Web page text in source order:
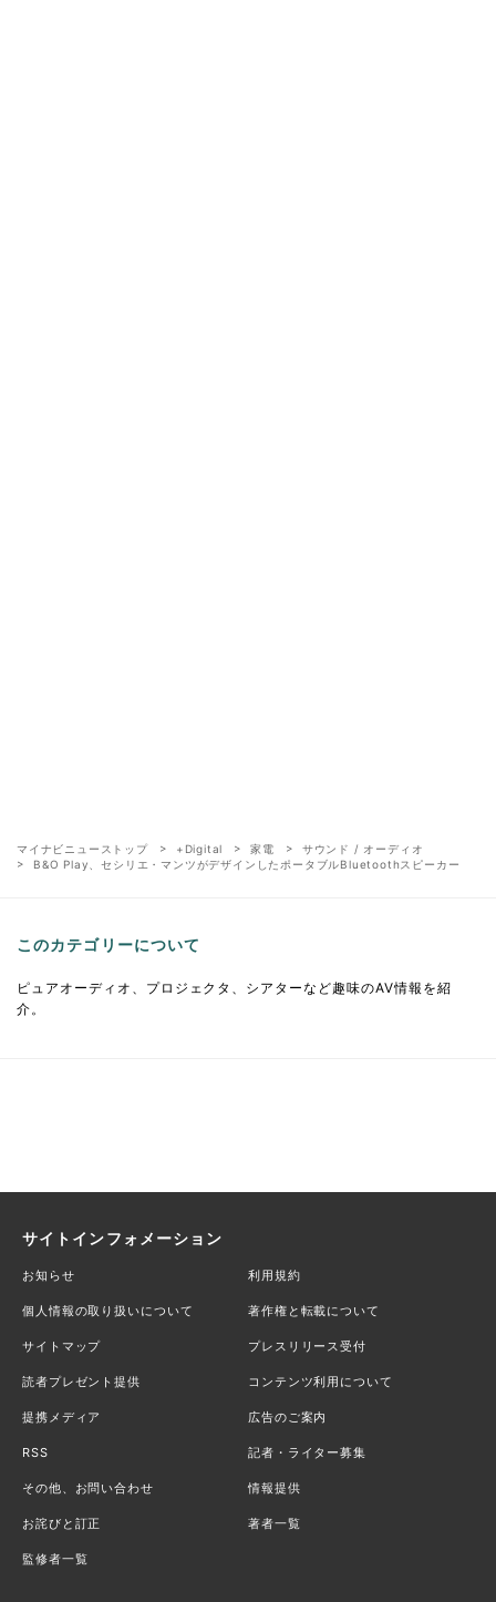
マイナビニューストップ +Digital 家電
サウンド / オーディオ
B&O Play、セシリエ・マンツがデザインしたポータブルBluetoothスピーカー
このカテゴリーについて
ピュアオーディオ、プロジェクタ、シアターなど趣味のAV情報を紹
介。
サイトインフォメーション
お知らせ 利用規約
個人情報の取り扱いについて 著作権と転載について
サイトマップ プレスリリース受付
読者プレゼント提供 コンテンツ利用について
提携メディア 広告のご案内
RSS 記者・ライター募集
その他、お問い合わせ 情報提供
お詫びと訂正 著者一覧
監修者一覧